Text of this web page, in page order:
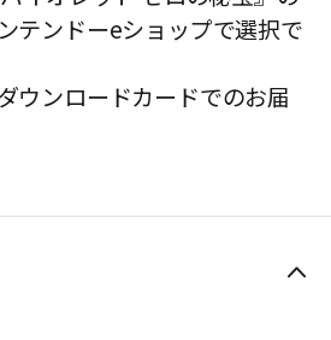
テンドーeショップで選択で
ウンロードカードでのお届